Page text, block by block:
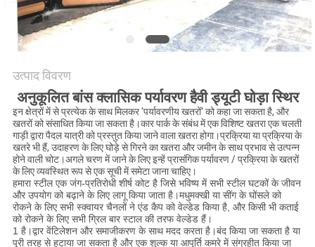
गोपनीयता
नीति
उत्पाद विवरण
अनुकूलित बांस क्लासिक पर्यावरण हैवी ड्यूटी घोड़ा स्थिर
इन क्षेत्रों में से प्रत्येक के साथ मिलकर 'पर्यावरणीय खतरों' को कहा जा सकता है, और
खतरों को संसाधित किया जा सकता है।कार पार्क के संबंध में एक विशिष्ट खतरा एक चलती
गाड़ी द्वारा पैदल यात्री को प्रस्तुत किया जाने वाला खतरा होगा।प्रक्रिया या प्रक्रिया के
खतरे भी हैं, उदाहरण के लिए घोड़े से गिरने का खतरा और जमीन के साथ प्रभाव से उत्पन्न
होने वाली चोट।अगले चरण में जाने के लिए इन्हें प्रासंगिक पर्यावरण / प्रक्रिया के खतरों
के लिए व्यवस्थित रूप से एक सूची में समेटा जाना चाहिए।
हमारा स्टील एक जंग-प्रतिरोधी शीर्ष कोट है जिसे भविष्य में सभी स्टील घटकों के जीवन
और उपयोग को बढ़ाने के लिए लागू किया जाता है।मधुमक्खी या सींग के घोंसले को
रोकने के लिए सभी स्क्वायर चैनलों ने एंड कैप को वेल्डेड किया है, और किसी भी कताई
को रोकने के लिए सभी ग्रिल बार स्टाल की तरफ वेल्डेड हैं।
1 है।द्वार वेंटिलेशन और समाजीकरण के साथ मदद करता है।बंद किया जा सकता है या
पूरी तरह से हटाया जा सकता है और एक शुल्क या आपूर्ति कमरे में संग्रहीत किया जा